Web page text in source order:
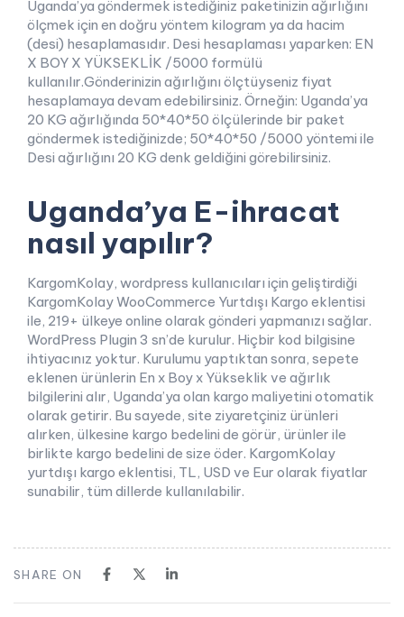
Uganda’ya göndermek istediğiniz paketinizin ağırlığını
ölçmek için en doğru yöntem kilogram ya da hacim
(desi) hesaplamasıdır. Desi hesaplaması yaparken: EN
X BOY X YÜKSEKLİK /5000 formülü
kullanılır.Gönderinizin ağırlığını ölçtüyseniz fiyat
hesaplamaya devam edebilirsiniz. Örneğin: Uganda’ya
20 KG ağırlığında 50*40*50 ölçülerinde bir paket
göndermek istediğinizde; 50*40*50 /5000 yöntemi ile
Desi ağırlığını 20 KG denk geldiğini görebilirsiniz.
Uganda’ya E-ihracat
nasıl yapılır?
KargomKolay, wordpress kullanıcıları için geliştirdiği
KargomKolay WooCommerce Yurtdışı Kargo eklentisi
ile, 219+ ülkeye online olarak gönderi yapmanızı sağlar.
WordPress Plugin 3 sn’de kurulur. Hiçbir kod bilgisine
ihtiyacınız yoktur. Kurulumu yaptıktan sonra, sepete
eklenen ürünlerin En x Boy x Yükseklik ve ağırlık
bilgilerini alır, Uganda’ya olan kargo maliyetini otomatik
olarak getirir. Bu sayede, site ziyaretçiniz ürünleri
alırken, ülkesine kargo bedelini de görür, ürünler ile
birlikte kargo bedelini de size öder. KargomKolay
yurtdışı kargo eklentisi, TL, USD ve Eur olarak fiyatlar
sunabilir, tüm dillerde kullanılabilir.
SHARE ON